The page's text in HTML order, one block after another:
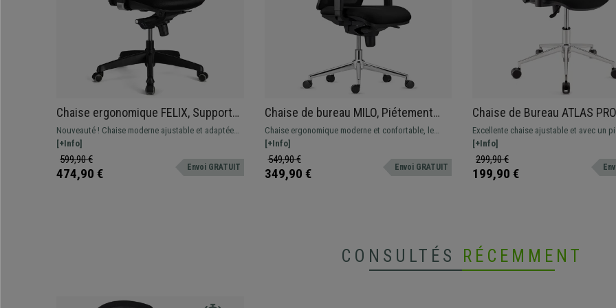
Chaise ergonomique FELIX, Support
Lombaire Ajustable, Adapté utilisation
8h, Noir
Nouveauté ! Chaise moderne ajustable et adaptée
pour une utilisation intensive. Disponible avec ou
sans appui-tête, différentes couleurs
[+Info]
599,90 €
474,90 € Envoi GRATUIT
Chaise de bureau MILO, Piétement
métallique, Accoudoirs Ajustables,
Support Lombaire, en Tissu, Noir
Chaise ergonomique moderne et confortable, le
modèle parfait pour une utilisation professionnelle
étant donné sa grande résistance et son confort
[+Info]
549,90 €
349,90 € Envoi GRATUIT
Chaise de Bureau ATLAS
et Accoudoirs Ajustables,
métallique, en tissu Noir
Excellente chaise ajustable et avec un
métallique. Ce magnifique modèle offre
excellentes prestations au quotidien,
différentes couleurs
[+Info]
299,90 €
199,90 €
CONSULTÉS RÉCEMMENT